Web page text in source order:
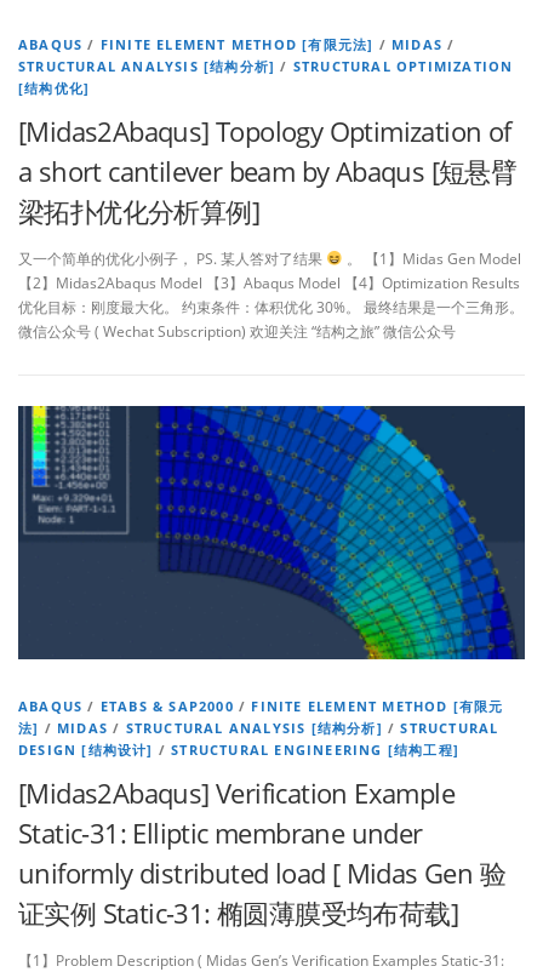
ABAQUS / FINITE ELEMENT METHOD [有限元法] / MIDAS /
STRUCTURAL ANALYSIS [结构分析] / STRUCTURAL OPTIMIZATION
[结构优化]
[Midas2Abaqus] Topology Optimization of
a short cantilever beam by Abaqus [短悬臂
梁拓扑优化分析算例]
又一个简单的优化小例子， PS. 某人答对了结果
。 【1】Midas Gen Model
【2】Midas2Abaqus Model 【3】Abaqus Model 【4】Optimization Results
优化目标：刚度最大化。 约束条件：体积优化 30%。 最终结果是一个三角形。
微信公众号 ( Wechat Subscription) 欢迎关注 “结构之旅” 微信公众号
ABAQUS / ETABS & SAP2000 / FINITE ELEMENT METHOD [有限元
法] / MIDAS / STRUCTURAL ANALYSIS [结构分析] /STRUCTURAL
DESIGN [结构设计] /STRUCTURAL ENGINEERING [结构工程]
[Midas2Abaqus] Verification Example
Static-31: Elliptic membrane under
uniformly distributed load [ Midas Gen 验
证实例 Static-31: 椭圆薄膜受均布荷载]
【1】Problem Description ( Midas Gen’s Verification Examples Static-31: